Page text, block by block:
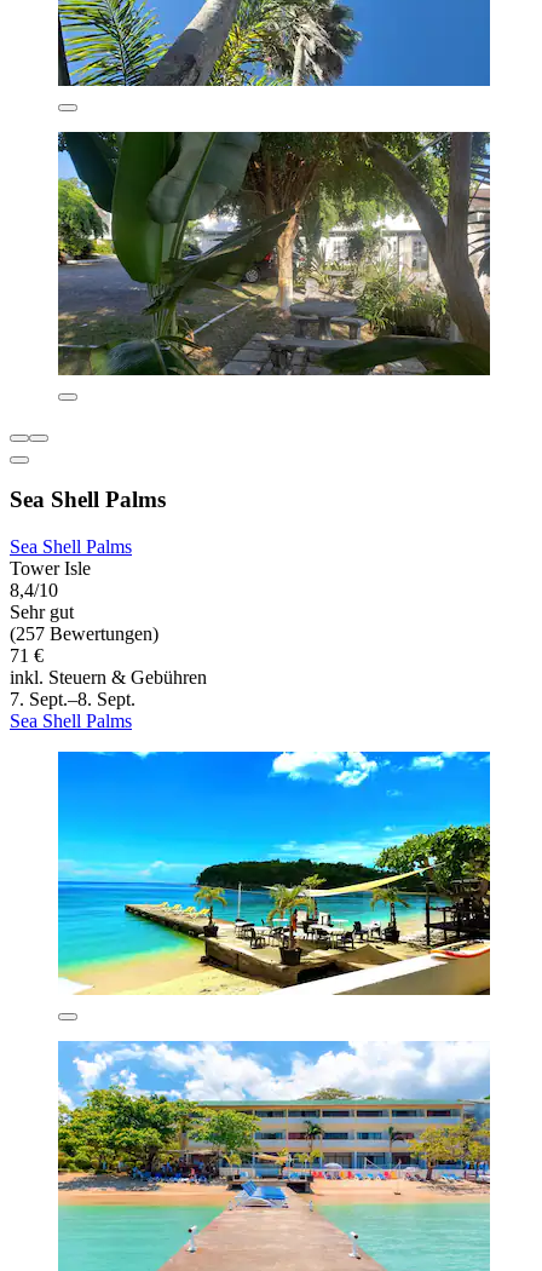
Sea Shell Palms
Sea Shell Palms
Tower Isle
8,4/10
Sehr gut
(257 Bewertungen)
71 €
inkl. Steuern & Gebühren
7. Sept.–8. Sept.
Sea Shell Palms